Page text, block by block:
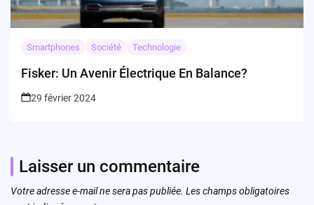
Smartphones Société Technologie
Fisker: Un Avenir Électrique En Balance?
29 février 2024
Laisser un commentaire
Votre adresse e-mail ne sera pas publiée. Les champs obligatoires